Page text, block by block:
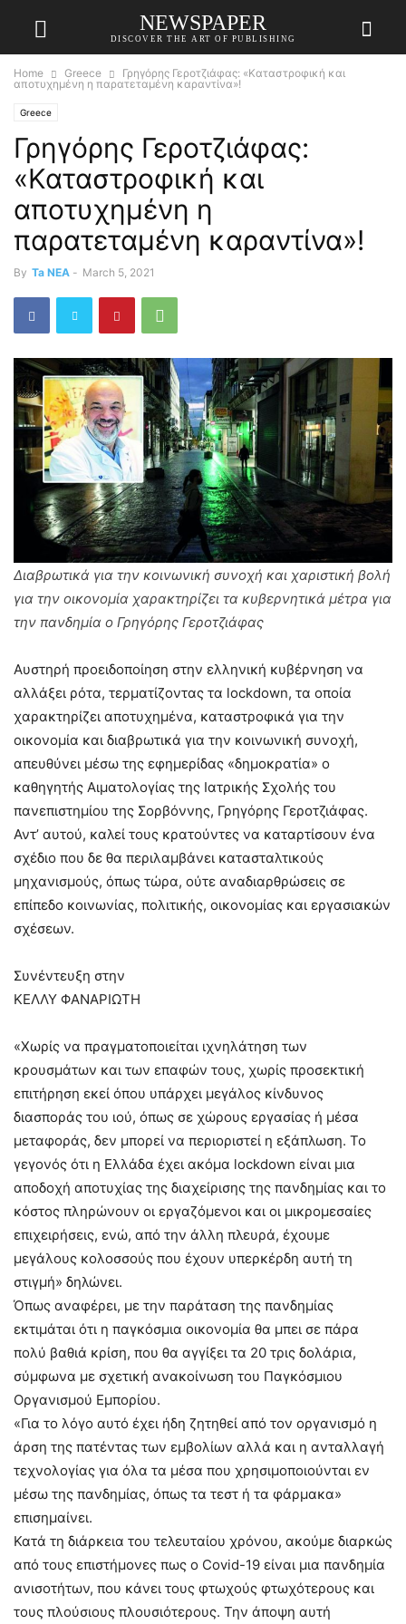
NEWSPAPER
DISCOVER THE ART OF PUBLISHING
Home Greece
Γρηγόρης Γεροτζιάφας: «Καταστροφική και
αποτυχημένη η παρατεταμένη καραντίνα»!
Greece
Γρηγόρης Γεροτζιάφας:
«Καταστροφική και
αποτυχημένη η
παρατεταμένη καραντίνα»!
By Ta NEA - March 5, 2021
Διαβρωτικά για την κοινωνική συνοχή και χαριστική βολή
για την οικονομία χαρακτηρίζει τα κυβερνητικά μέτρα για
την πανδημία ο Γρηγόρης Γεροτζιάφας
Αυστηρή προειδοποίηση στην ελληνική κυβέρνηση να
αλλάξει ρότα, τερματίζοντας τα lockdown, τα οποία
χαρακτηρίζει αποτυχημένα, καταστροφικά για την
οικονομία και διαβρωτικά για την κοινωνική συνοχή,
απευθύνει μέσω της εφημερίδας «δημοκρατία» ο
καθηγητής Αιματολογίας της Ιατρικής Σχολής του
πανεπιστημίου της Σορβόννης, Γρηγόρης Γεροτζιάφας.
Αντ’ αυτού, καλεί τους κρατούντες να καταρτίσουν ένα
σχέδιο που δε θα περιλαμβάνει κατασταλτικούς
μηχανισμούς, όπως τώρα, ούτε αναδιαρθρώσεις σε
επίπεδο κοινωνίας, πολιτικής, οικονομίας και εργασιακών
σχέσεων.
Συνέντευξη στην
ΚΕΛΛΥ ΦΑΝΑΡΙΩΤΗ
«Χωρίς να πραγματοποιείται ιχνηλάτηση των
κρουσμάτων και των επαφών τους, χωρίς προσεκτική
επιτήρηση εκεί όπου υπάρχει μεγάλος κίνδυνος
διασποράς του ιού, όπως σε χώρους εργασίας ή μέσα
μεταφοράς, δεν μπορεί να περιοριστεί η εξάπλωση. Το
γεγονός ότι η Ελλάδα έχει ακόμα lockdown είναι μια
αποδοχή αποτυχίας της διαχείρισης της πανδημίας και το
κόστος πληρώνουν οι εργαζόμενοι και οι μικρομεσαίες
επιχειρήσεις, ενώ, από την άλλη πλευρά, έχουμε
μεγάλους κολοσσούς που έχουν υπερκέρδη αυτή τη
στιγμή» δηλώνει.
Όπως αναφέρει, με την παράταση της πανδημίας
εκτιμάται ότι η παγκόσμια οικονομία θα μπει σε πάρα
πολύ βαθιά κρίση, που θα αγγίξει τα 20 τρις δολάρια,
σύμφωνα με σχετική ανακοίνωση του Παγκόσμιου
Οργανισμού Εμπορίου.
«Για το λόγο αυτό έχει ήδη ζητηθεί από τον οργανισμό η
άρση της πατέντας των εμβολίων αλλά και η ανταλλαγή
τεχνολογίας για όλα τα μέσα που χρησιμοποιούνται εν
μέσω της πανδημίας, όπως τα τεστ ή τα φάρμακα»
επισημαίνει.
Κατά τη διάρκεια του τελευταίου χρόνου, ακούμε διαρκώς
από τους επιστήμονες πως ο Covid-19 είναι μια πανδημία
ανισοτήτων, που κάνει τους φτωχούς φτωχότερους και
τους πλούσιους πλουσιότερους. Την άποψη αυτή